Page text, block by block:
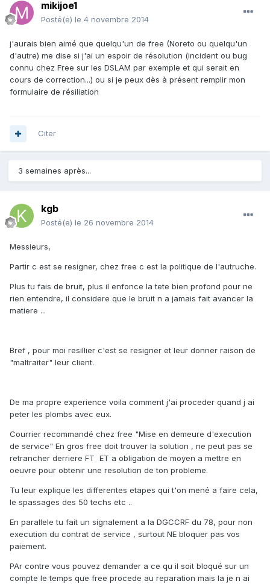
mikijoe1
Posté(e) le 4 novembre 2014
j'aurais bien aimé que quelqu'un de free (Noreto ou quelqu'un
d'autre) me dise si j'ai un espoir de résolution (incident ou bug
connu chez Free sur les DSLAM par exemple et qui serait en
cours de correction...) ou si je peux dès à présent remplir mon
formulaire de résiliation
Citer
3 semaines après...
kgb
Posté(e) le 26 novembre 2014
Messieurs,
Partir c est se resigner, chez free c est la politique de l'autruche.
Plus tu fais de bruit, plus il enfonce la tete bien profond pour ne
rien entendre, il considere que le bruit n a jamais fait avancer la
matiere ...
Bref , pour moi resillier c'est se resigner et leur donner raison de
"maltraiter" leur client.
De ma propre experience voila comment j'ai proceder quand j ai
peter les plombs avec eux.
Courrier recommandé chez free "Mise en demeure d'execution
de service" En gros free doit trouver la solution , ne peut pas se
retrancher derriere FT ET a obligation de moyen a mettre en
oeuvre pour obtenir une resolution de ton probleme.
Tu leur explique les differentes etapes qui t'on mené a faire cela,
le spassages des 50 techs etc ..
En parallele tu fait un signalement a la DGCCRF du 78, pour non
execution du contrat de service , surtout NE bloquer pas vos
paiement.
PAr contre vous pouvez demander a ce qu il soit bloqué sur un
compte le temps que free procede au reparation mais la je n ai